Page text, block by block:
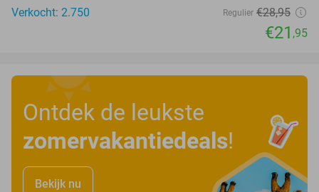
Verkocht: 2.750
Regulier €28,95
€21 ,95
Ontdek de leukste
zomervakantiedeals!
Bekijk nu